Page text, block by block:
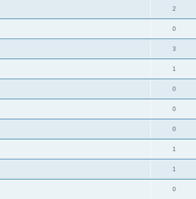
2
0
3
1
0
0
0
1
1
0